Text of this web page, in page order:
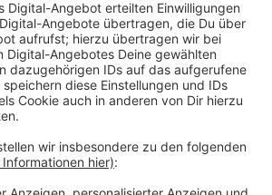
Aufwärmshirts auflaufen. Dort
Spieltags abgedruckt. Die
werden dann versteigert. Der Erlös
"Respekt und Mut" in